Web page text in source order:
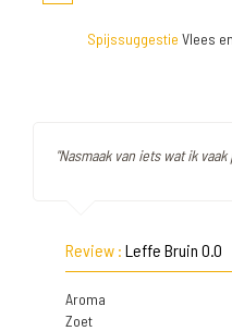
Spijssuggestie Vlees
"Nasmaak van iets wat ik
Review : Leffe Bruin 0.0
Aroma
Zoet